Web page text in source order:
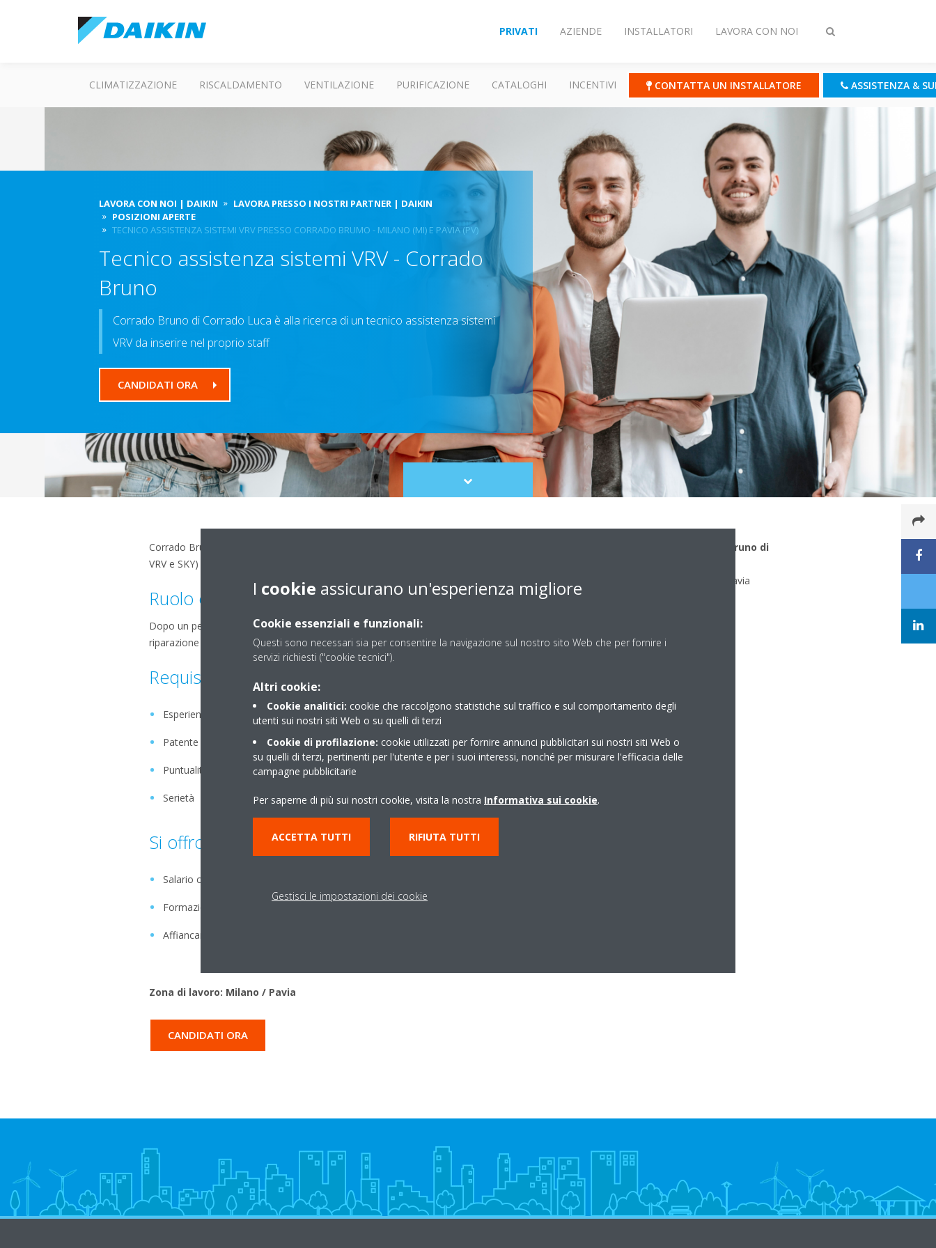
Attiva/disattiva
PRIVATI AZIENDE INSTALLATORI LAVORA CON NOI
CLIMATIZZAZIONE RISCALDAMENTO VENTILAZIONE PURIFICAZIONE CATALOGHI INCENTIVI CONTATTA UN INSTALLATORE ASSISTENZA &
LAVORA CON NOI | DAIKIN
LAVORA PRESSO I NOSTRI PARTNER | DAIKIN
POSIZIONI APERTE
TECNICO ASSISTENZA SISTEMI VRV PRESSO CORRADO BRUMO - MILANO (MI) E PAVIA (PV)
Tecnico assistenza sistemi VRV - Corrado
Bruno
Corrado Bruno di Corrado Luca è alla ricerca di un tecnico assistenza sistemi
VRV da inserire nel proprio staff
CANDIDATI ORA
Scroll
to
Corrado Bruno di Corrado Luca è alla ricerca di un tecnico per assistenza climatizzatori (sistemi
VRV e SKY)
Ruolo e responsabilità
Dopo un periodo di affiancamento la risorsa dovrà eseguire in autonomia interventi di diagnosi,
riparazione e manutenzione su impianti di climatizzazione commerciali SKY e VRV
Requisiti
Esperienza di almeno 2 anni del settore
Patente B
Puntualità
Serietà
Si offrono
Salario commisurato all'esperienza
Formazione
Affiancamento
Zona di lavoro: Milano / Pavia
CANDIDATI ORA
Sede di lavoro: Corrado Bruno di
Milano / Pavia
I cookie assicurano un'esperienza migliore
Cookie essenziali e funzionali:
Questi sono necessari sia per consentire la navigazione sul nostro sito Web che per fornire i
servizi richiesti ("cookie tecnici").
Altri cookie:
Cookie analitici: cookie che raccolgono statistiche sul traffico e sul comportamento degli
utenti sui nostri siti Web o su quelli di terzi
Cookie di profilazione: cookie utilizzati per fornire annunci pubblicitari sui nostri siti Web o
su quelli di terzi, pertinenti per l'utente e per i suoi interessi, nonché per misurare l'efficacia delle
campagne pubblicitarie
Per saperne di più sui nostri cookie, visita la nostra Informativa sui cookie.
ACCETTA TUTTI RIFIUTA TUTTI
Gestisci le impostazioni dei cookie